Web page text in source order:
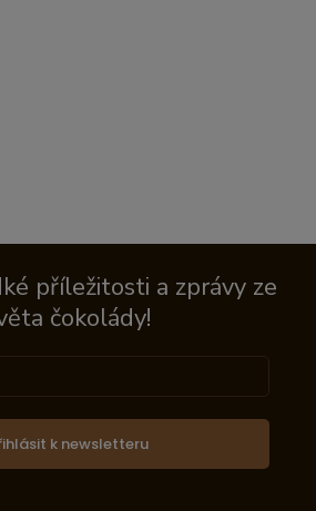
příležitosti a zprávy ze
čokolády!
k newsletteru